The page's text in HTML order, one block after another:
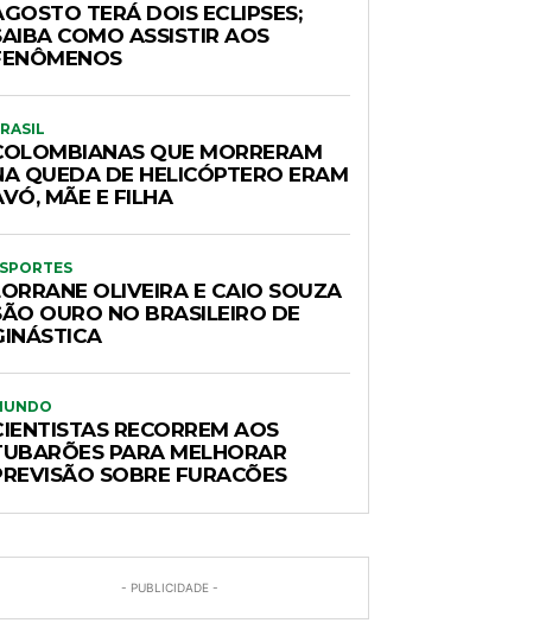
TERÁ DOIS ECLIPSES;
COMO ASSISTIR AOS
QUE MORRERAM
QUEDA DE HELICÓPTERO ERAM
MÃE E FILHA
OLIVEIRA E CAIO SOUZA
OURO NO BRASILEIRO DE
RECORREM AOS
PARA MELHORAR
SOBRE FURACÕES
- PUBLICIDADE -